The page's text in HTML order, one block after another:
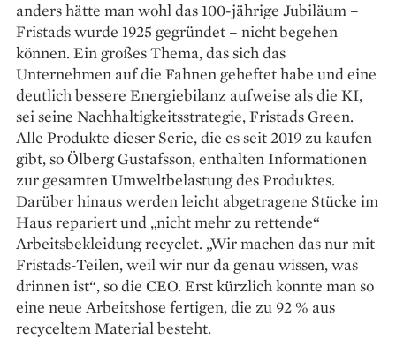
anders hätte man wohl das 100-jährige Jubiläum –
Fristads wurde 1925 gegründet – nicht begehen
können. Ein großes Thema, das sich das
Unternehmen auf die Fahnen geheftet habe und eine
deutlich bessere Energiebilanz aufweise als die KI,
sei seine Nachhaltigkeitsstrategie, Fristads Green.
Alle Produkte dieser Serie, die es seit 2019 zu kaufen
gibt, so Ölberg Gustafsson, enthalten Informationen
zur gesamten Umweltbelastung des Produktes.
Darüber hinaus werden leicht abgetragene Stücke im
Haus repariert und „nicht mehr zu rettende“
Arbeitsbekleidung recyclet. „Wir machen das nur mit
Fristads-Teilen, weil wir nur da genau wissen, was
drinnen ist“, so die CEO. Erst kürzlich konnte man so
eine neue Arbeitshose fertigen, die zu 92 % aus
recyceltem Material besteht.